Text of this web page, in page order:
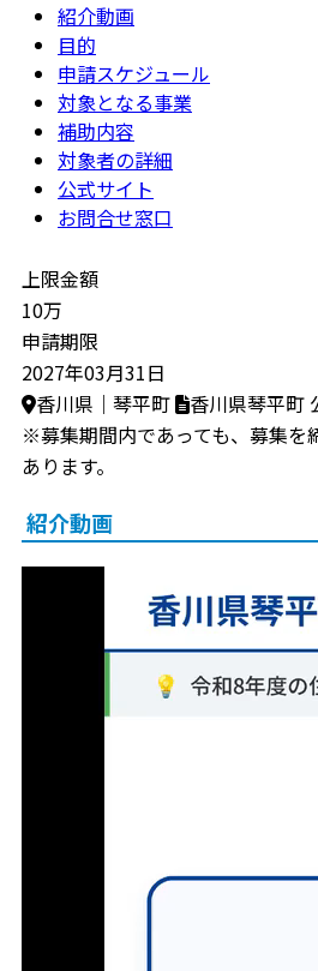
紹介動画
目的
申請スケジュール
対象となる事業
補助内容
対象者の詳細
公式サイト
お問合せ窓口
上限金額
10万
申請期限
2027年03月31日
香川県｜琴平町
香川県琴平町
※募集期間内であっても、募集を
あります。
紹介動画